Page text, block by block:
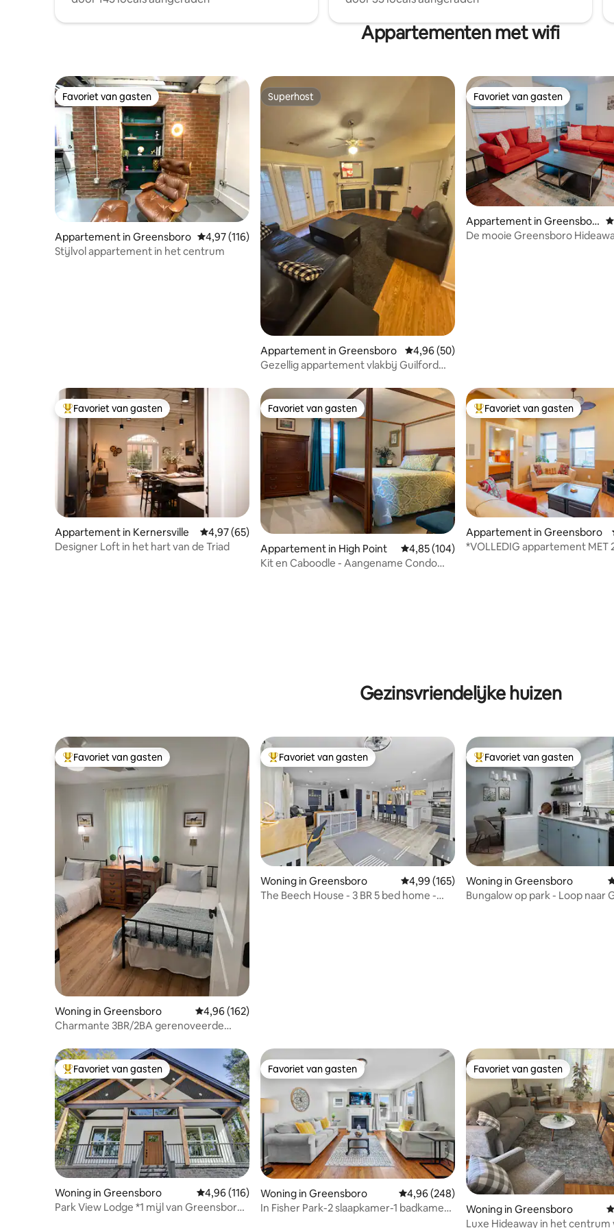
Appartementen met wifi
Favoriet van gasten
Favoriet van gasten
Appartement in Greensboro Gemiddelde beoordeling van 4,97 uit 5, 116 recensies
4,97 (116)
Stijlvol appartement in het centrum
Superhost
Superhost
Appartement in Greensboro Gemiddelde beoordeling van 4,96 uit 5, 50
4,96 (50)
Gezellig appartement vlakbij Guilford
Favoriet van gasten
Favoriet van gasten
Appartement in Greensbor
o
De mooie Greensboro
Topfavoriet van gasten
Favoriet van gasten
Appartement in Kernersville Gemiddelde beoordeling van 4,97 uit 5, 65 recensies
4,97 (65)
Designer Loft in het hart van de Triad
Favoriet van gasten
Favoriet van gasten
Appartement in High Point Gemiddelde beoordeling van 4,85 uit 5, 104
4,85 (104)
Kit en Caboodle - Aangename Condo
Topfavoriet van gasten
Favoriet van gasten
Appartement in Greensboro
*VOLLEDIG appartement MET
Gezinsvriendelijke huizen
Topfavoriet van gasten
Favoriet van gasten
Woning in Greensboro Gemiddelde beoordeling van 4,96 uit 5, 162 recensies
4,96 (162)
Charmante 3BR/2BA gerenoveerde
Topfavoriet van gasten
Favoriet van gasten
Woning in Greensboro Gemiddelde beoordeling van 4,99 uit 5, 165
4,99 (165)
The Beech House - 3 BR 5 bed home -
Topfavoriet van gasten
Favoriet van gasten
Woning in Greensboro
Bungalow op park - Loop naar
Topfavoriet van gasten
Favoriet van gasten
Woning in Greensboro Gemiddelde beoordeling van 4,96 uit 5, 116 recensies
4,96 (116)
Park View Lodge *1 mijl van Greensboro
Favoriet van gasten
Favoriet van gasten
Woning in Greensboro Gemiddelde beoordeling van 4,96 uit 5, 248
4,96 (248)
In Fisher Park-2 slaapkamer-1 badkamer
Favoriet van gasten
Favoriet van gasten
Woning in Greensboro
Luxe Hideaway in het centrum